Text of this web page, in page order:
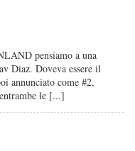
pensiamo a una
Diaz. Doveva essere il
annunciato come #2,
le [...]